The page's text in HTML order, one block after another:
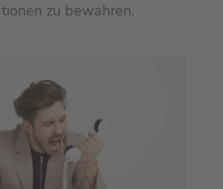
zu bewahren.